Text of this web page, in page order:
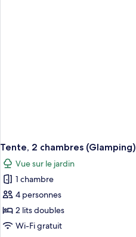
Tente, 2 chambres (Glamping)
Vue sur le jardin
1 chambre
4 personnes
2 lits doubles
Wi-Fi gratuit